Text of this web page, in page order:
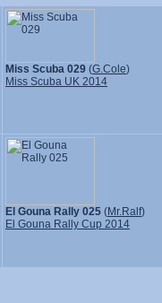
Miss Scuba 029 (G.Cole)
Miss Scuba UK 2014
El Gouna Rally 025 (Mr.Ralf)
El Gouna Rally Cup 2014